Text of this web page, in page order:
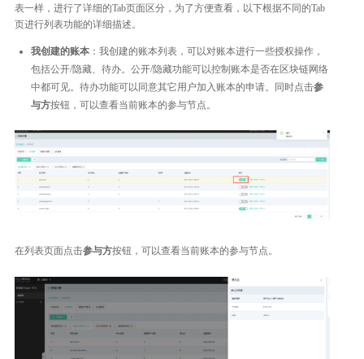
表一样，进行了详细的Tab页面区分，为了方便查看，以下根据不同的Tab
页进行列表功能的详细描述。
我创建的账本 ：我创建的账本列表，可以对账本进行一些授权操作，
包括公开/隐藏、待办。公开/隐藏功能可以控制账本是否在区块链网络
中都可见。待办功能可以同意其它用户加入账本的申请。同时点击参
与方按钮，可以查看当前账本的参与节点。
在列表页面点击参与方按钮，可以查看当前账本的参与节点。